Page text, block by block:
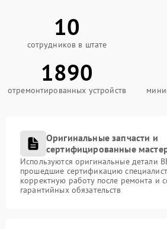
10
сотрудников в штате
1890
отремонтированных устройств
Оригинальные запчасти и
сертифицированные
Используются оригинальные детали
прошедшие сертификацию
корректную работу после ремонта и
гарантийных обязательств